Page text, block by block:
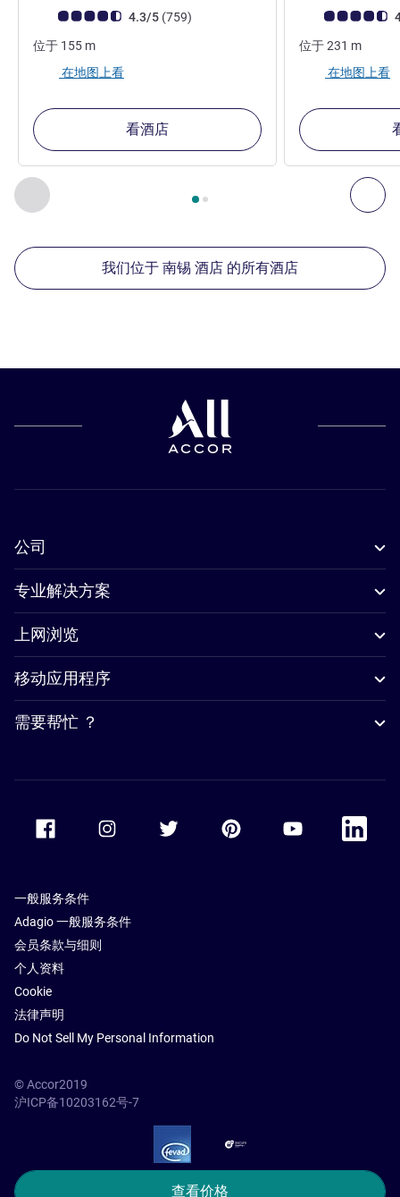
查看价格
上一个 - 我们在附近的其他酒店 下
第 1页，共 , 我们在附近的其他酒店 1 :, 我们在附近的
客户意见评级 (ALL 评级)
4.3/5 (759评论
)
位于 155 m
在地图上看
看酒店
客户意见评级
位于231 m
在地图上看
我们位于 南锡 酒店 的所有酒店
公司
专业解决方案
上网浏览
移动应用程序
需要帮忙 ？
Accor Youtube
Accor
一般服务条件
Adagio 一般服务条件
会员条款与细则
个人资料
Cookie
法律声明
Do Not Sell My Personal Information
© Accor2019
沪ICP备10203162号-7